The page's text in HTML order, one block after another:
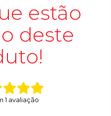
estão
deste
1 avaliação